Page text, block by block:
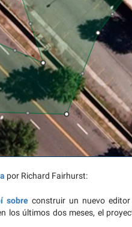
por Richard Fairhurst:
sobre construir un nuevo
los últimos dos meses, el